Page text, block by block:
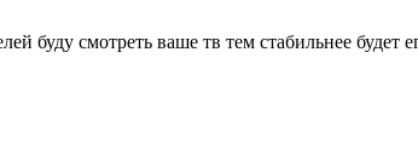
буду смотреть ваше тв тем стабильнее будет